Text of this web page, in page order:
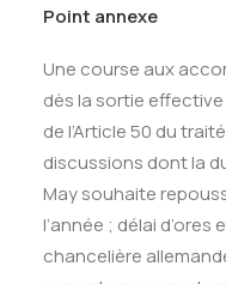
Point annexe
Une course aux
dès la sortie effective
de l’Article 50 du
discussions dont la
May souhaite
l’année ; délai
chancelière